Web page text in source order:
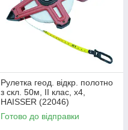
Рулетка геод. відкр. полотно
з скл. 50м, ІІ клас, х4,
HAISSER (22046)
Готово до відправки